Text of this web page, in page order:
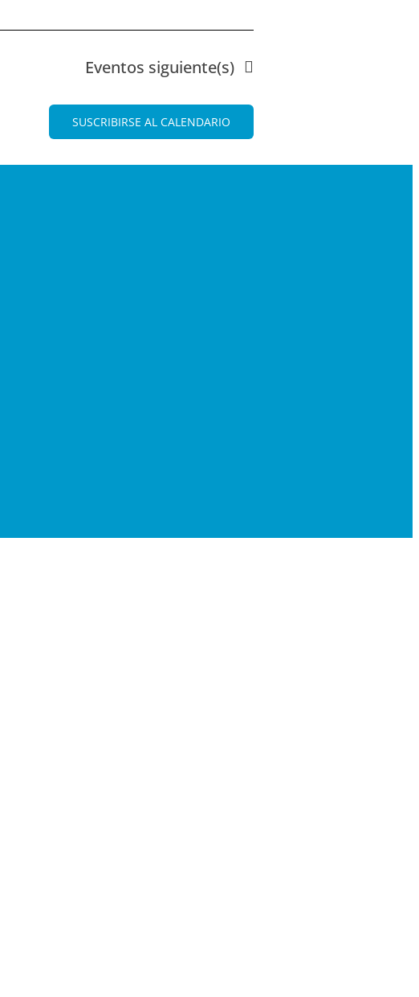
Eventos siguiente(s)
SUSCRIBIRSE AL CALENDARIO